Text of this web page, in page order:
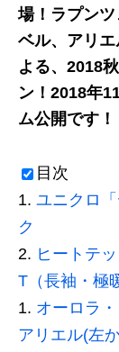
場！ラプンツ
ベル、アリ
よる、2018
ン！2018年
ム公開です！
目次
ユニクロ
ク
ヒートテ
T（長袖・極
オーロラ
アリエル(左